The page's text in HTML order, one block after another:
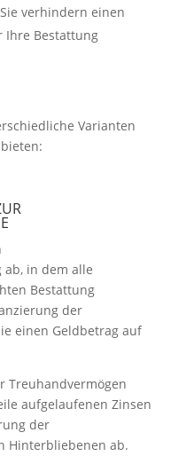
verhindern einen
Bestattung
Varianten
ab, in dem alle
Bestattung
der
einen Geldbetrag auf
Treuhandvermögen
aufgelaufenen Zinsen
der
Hinterbliebenen ab.